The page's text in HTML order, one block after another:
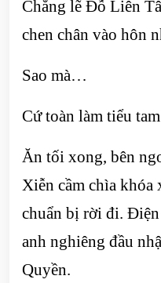
Chẳng lẽ Đỗ Liên
chen chân vào hôn
Sao mà…
Cứ toàn làm tiểu
Ăn tối xong, bên
Xiễn cầm chìa khóa
chuẩn bị rời đi.
anh nghiêng đầu
Quyền.